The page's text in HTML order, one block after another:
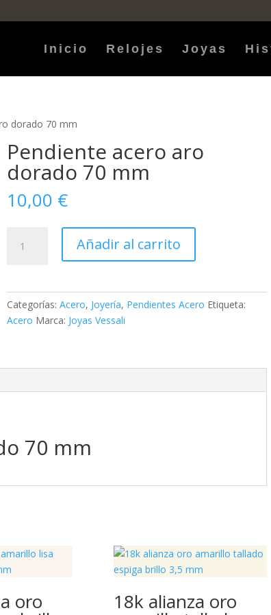
Inicio Relojes Joyas
dorado 70 mm
Pendiente acero aro
dorado 70 mm
10,00 €
acero
Añadir al carrito
Categorías:Acero, Joyería, Pendientes Acero Etiqueta:
Acero Marca: Joyas Vessali
70 mm
oro 18k alianza oro